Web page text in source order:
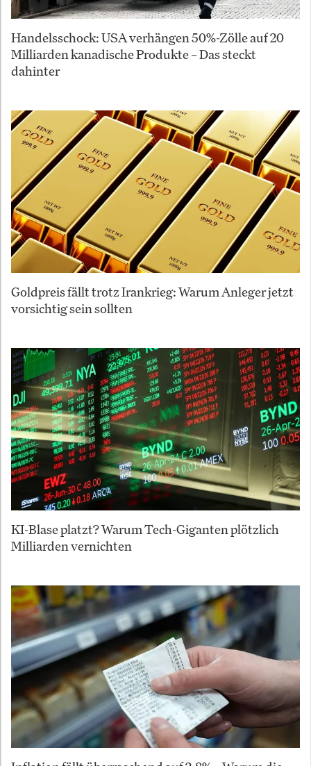
Handelsschock: USA verhängen 50%-Zölle auf 20
Milliarden kanadische Produkte – Das steckt
dahinter
Goldpreis fällt trotz Irankrieg: Warum Anleger jetzt
vorsichtig sein sollten
KI-Blase platzt? Warum Tech-Giganten plötzlich
Milliarden vernichten